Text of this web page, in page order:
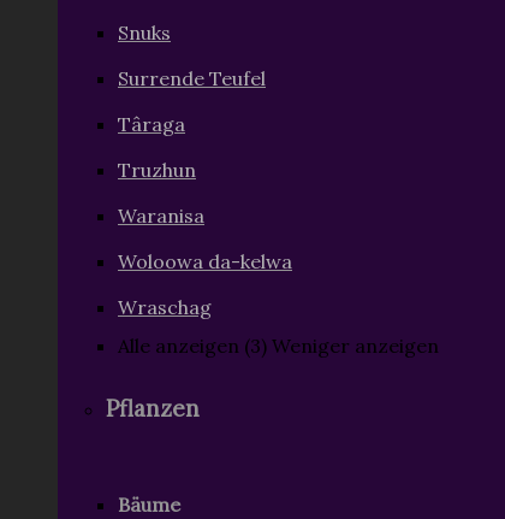
Snuks
Surrende Teufel
Târaga
Truzhun
Waranisa
Woloowa da-kelwa
Wraschag
Alle anzeigen (3) Weniger anzeigen
Pflanzen
Bäume